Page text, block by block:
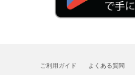
ご利用ガイド よくある質問